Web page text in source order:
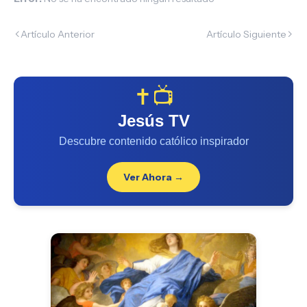
Artículo Anterior Artículo Siguiente
✝️📺
Jesús TV
Descubre contenido católico inspirador
Ver Ahora →